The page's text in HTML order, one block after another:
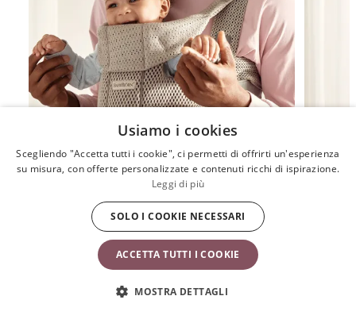
Come usare il Marsupio Move
AMATO DA OLTRE 50 MILIONI DI FAMIGLIE
Usiamo i cookies
Scegliendo "Accetta tutti i cookie", ci permetti di offrirti un'esperienza
su misura, con offerte personalizzate e contenuti ricchi di ispirazione.
Leggi di più
ACCETTA TUTTI I COOKIE
SOLO I COOKIE NECESSARI
MOSTRA DETTAGLI